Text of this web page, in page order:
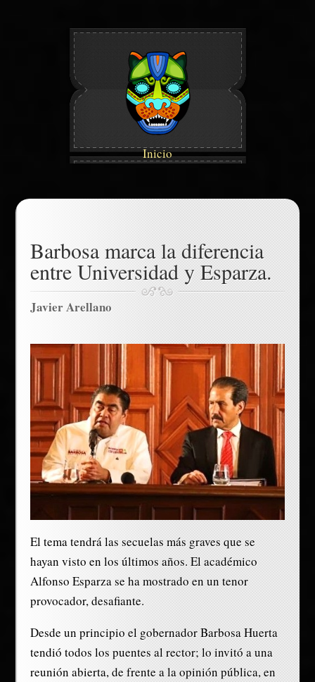
Inicio
Barbosa marca la diferencia
entre Universidad y Esparza.
Javier Arellano
El tema tendrá las secuelas más graves que se
hayan visto en los últimos años. El académico
Alfonso Esparza se ha mostrado en un tenor
provocador, desafiante.
Desde un principio el gobernador Barbosa Huerta
tendió todos los puentes al rector; lo invitó a una
reunión abierta, de frente a la opinión pública, en